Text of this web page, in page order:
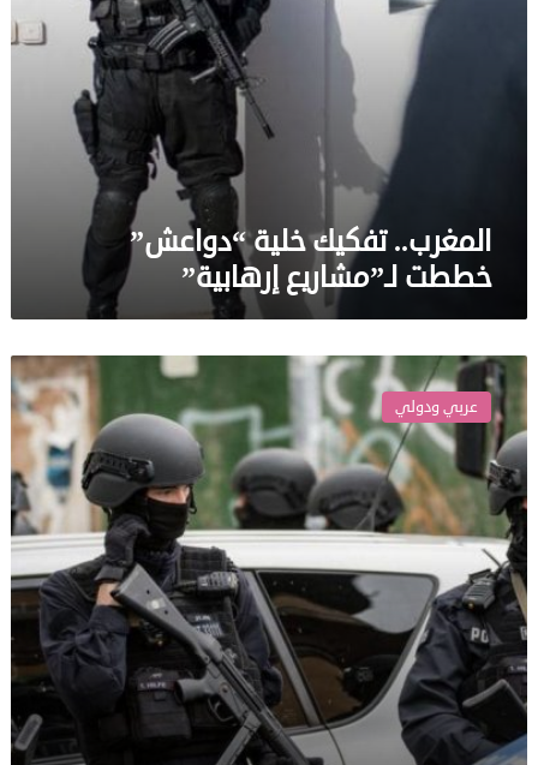
المغرب.. تفكيك خلية “دواعش”
خططت لـ”مشاريع إرهابية”
الادعاء
الألمانى..يوجه
تهما
يالإرهاب
وقيادة
وحدة
مسلحة”لرجل
سورى”
عربي ودولي